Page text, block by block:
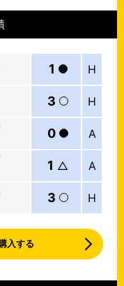
1 H
3 H
0 A
1 △ A
3 H
入する